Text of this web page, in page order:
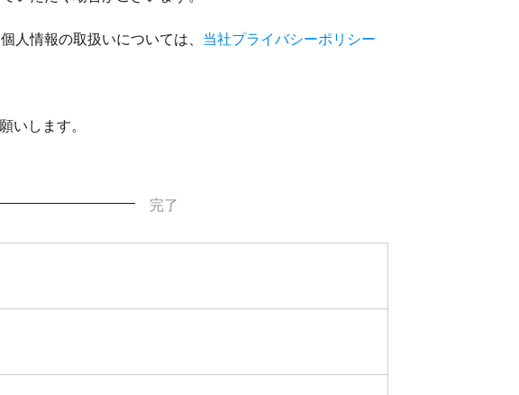
人情報の取扱いについては、 当社プライバシーポリシー
いします。
完了